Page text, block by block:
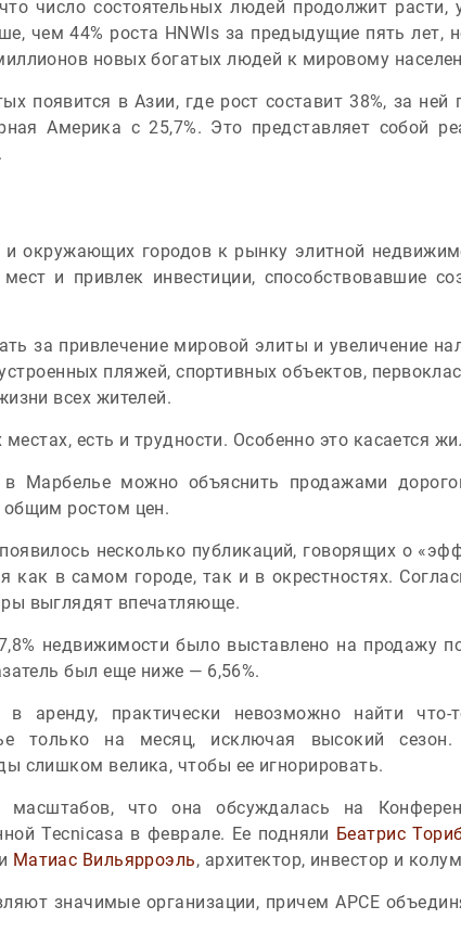
число состоятельных людей продолжит
чем 44% роста HNWIs за предыдущие пять лет,
новых богатых людей к мировому
появится в Азии, где рост составит 38%, за ней
Америка с 25,7%. Это представляет собой
окружающих городов к рынку элитной
и привлек инвестиции, способствовавшие
за привлечение мировой элиты и увеличение
пляжей, спортивных объектов,
всех жителей.
есть и трудности. Особенно это касается
Марбелье можно объяснить продажами
общим ростом цен.
несколько публикаций, говорящих о
как в самом городе, так и в окрестностях.
выглядят впечатляюще.
недвижимости было выставлено на продажу
был еще ниже — 6,56%.
аренду, практически невозможно найти
только на месяц, исключая высокий сезон.
слишком велика, чтобы ее игнорировать.
масштабов, что она обсуждалась на
Tecnicasa в феврале. Ее подняли Беатрис
Матиас Вильярроэль, архитектор, инвестор и
значимые организации, причем APCE